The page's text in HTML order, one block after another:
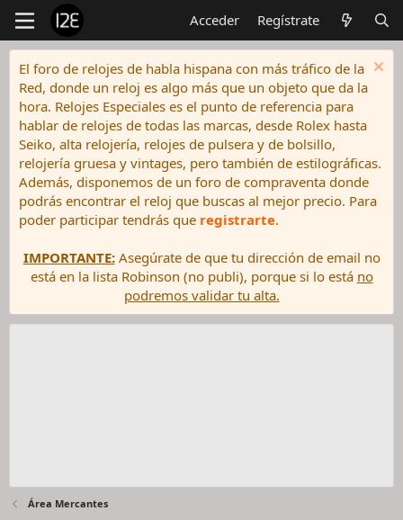
Acceder Regístrate
El foro de relojes de habla hispana con más tráfico de la
Red, donde un reloj es algo más que un objeto que da la
hora. Relojes Especiales es el punto de referencia para
hablar de relojes de todas las marcas, desde Rolex hasta
Seiko, alta relojería, relojes de pulsera y de bolsillo,
relojería gruesa y vintages, pero también de estilográficas.
Además, disponemos de un foro de compraventa donde
podrás encontrar el reloj que buscas al mejor precio. Para
poder participar tendrás que registrarte.
IMPORTANTE:Asegúrate de que tu dirección de email no
está en la lista Robinson (no publi), porque si lo está no
podremos validar tu alta.
Área Mercantes